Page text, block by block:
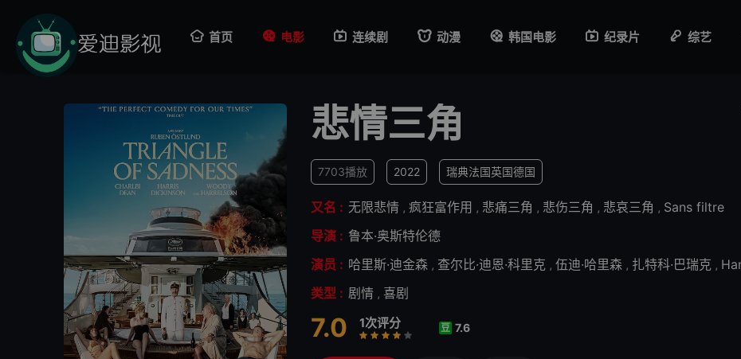
首页 电影 连续剧 动漫 韩国电影 纪录片 综艺
悲情三角
7703播放 2022 瑞典法国英国德国
又名 : 无限悲情 , 疯狂富作用 , 悲痛三角 , 悲伤三角 , 悲哀三角 , Sans filtre
导演 : 鲁本·奥斯特伦德
演员 : 哈里斯·迪金森 , 查尔比·迪恩·科里克 , 伍迪·哈里森 , 扎特科·巴瑞克 ,
类型 : 剧情 , 喜剧
7.0 1次评分
很差
较差还行推荐
力荐
豆 7.6